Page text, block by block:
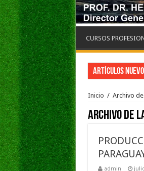
CURSOS
Artículos
Inicio / Archivo
Archivo de
admin